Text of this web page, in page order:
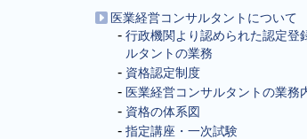
医業経営コンサルタントについて
行政機関より認められた認定登
ルタントの業務
資格認定制度
医業経営コンサルタントの業務
資格の体系図
指定講座・一次試験